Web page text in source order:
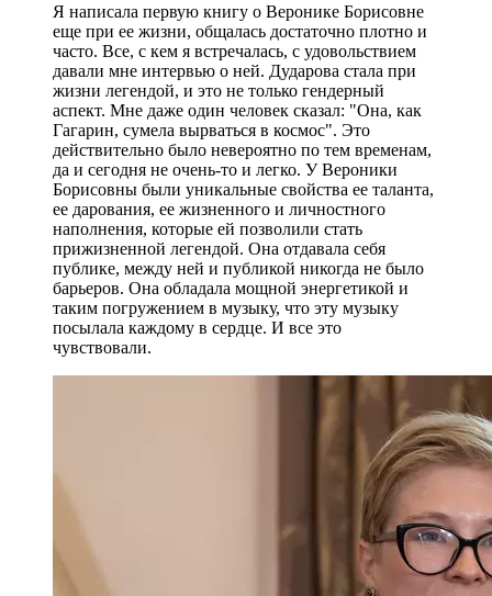
Я написала первую книгу о Веронике Борисовне
еще при ее жизни, общалась достаточно плотно и
часто. Все, с кем я встречалась, с удовольствием
давали мне интервью о ней. Дударова стала при
жизни легендой, и это не только гендерный
аспект. Мне даже один человек сказал: "Она, как
Гагарин, сумела вырваться в космос". Это
действительно было невероятно по тем временам,
да и сегодня не очень-то и легко. У Вероники
Борисовны были уникальные свойства ее таланта,
ее дарования, ее жизненного и личностного
наполнения, которые ей позволили стать
прижизненной легендой. Она отдавала себя
публике, между ней и публикой никогда не было
барьеров. Она обладала мощной энергетикой и
таким погружением в музыку, что эту музыку
посылала каждому в сердце. И все это
чувствовали.